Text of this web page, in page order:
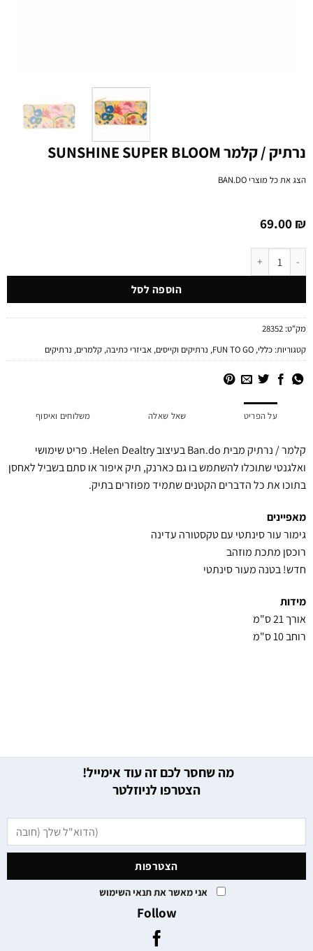
נרתיק / קלמר SUNSHINE SUPER BLOOM
הצג את כל מוצריBAN.DO
69.00₪
כמות של נרתיק / קלמר SUNSHINE SUPER BLOOM
הוספה לסל
מק"ט:28352
קטגוריות:כללי,
FUN TO GO
,נרתיקים וקייסים,אביזרי כתיבה,קלמרים,נרתיקים
על הפריט שאל שאלה משלוחים ואיסוף
קלמר / נרתיק מבית Ban.do בעיצוב Helen Dealtry. פריט שימושי
ואלגנטי שתוכלו להשתמש בו גם כארנק, תיק איפור או סתם בשביל לאחסן
בתוכו את כל הדברים הקטנים שתמיד מפוזרים בתיק.
מאפיינים
גימור עור סינתטי עם טקסטורה עדינה
רוכסן מתכת מוזהב
חדש! בטנה מעור סינתטי
מידות
אורך 21 ס"מ
רוחב 10 ס"מ
מה שחסר לכם זה עוד אימייל!
הצטרפו לניוזלטר
אני מאשר את תנאי השימוש
Follow